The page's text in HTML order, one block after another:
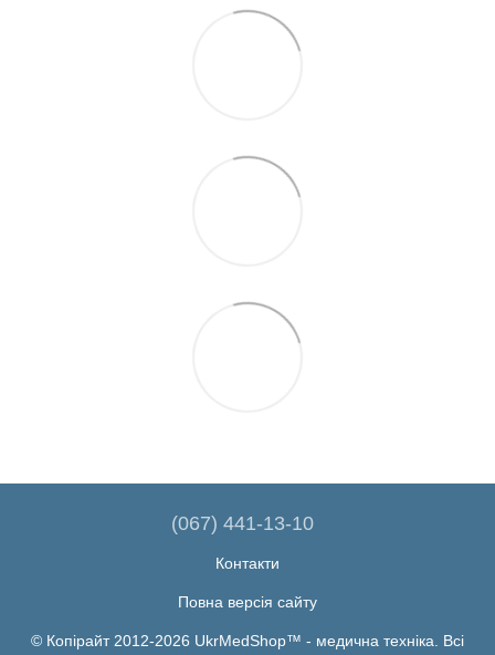
(067) 441-13-10
Контакти
Повна версія сайту
© Копірайт 2012-2026 UkrMedShop™ - медична техніка. Всі